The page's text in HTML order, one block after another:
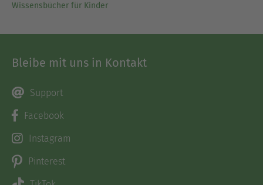
Wissensbücher für Kinder
Bleibe mit uns in Kontakt
Support
Facebook
Instagram
Pinterest